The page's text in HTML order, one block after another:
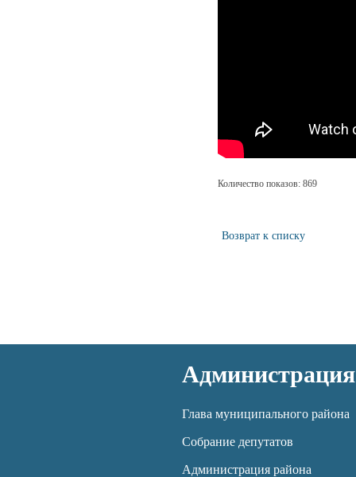
Количество показов: 869
Возврат к списку
Администрация
Глава муниципального района
Собрание депутатов
Администрация района